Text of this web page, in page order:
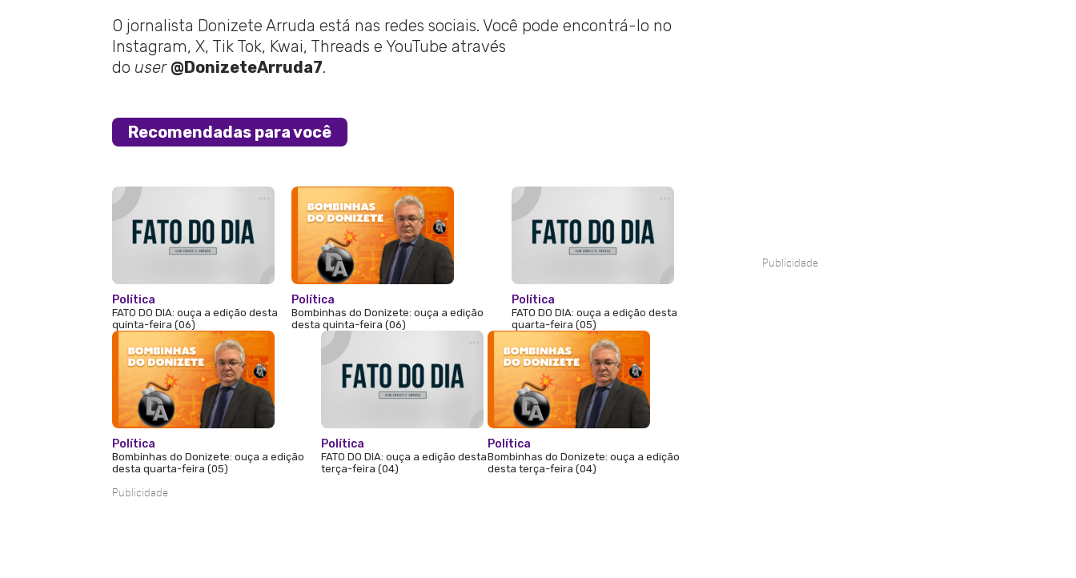
O jornalista Donizete Arruda está nas redes sociais. Você pode encontrá-lo no
Instagram, X, Tik Tok, Kwai, Threads e YouTube através
do user @DonizeteArruda7.
Recomendadas para você
Política
FATO DO DIA: ouça a edição desta
quinta-feira (06)
Política
Bombinhas do Donizete: ouça a edição
desta quinta-feira (06)
Política
FATO DO DIA: ouça a edição desta
quarta-feira (05)
Política
Bombinhas do Donizete: ouça a edição
desta quarta-feira (05)
Política
FATO DO DIA: ouça a edição desta
terça-feira (04)
Política
Bombinhas do Donizete: ouça a edição
desta terça-feira (04)
Publicidade
Publicidade